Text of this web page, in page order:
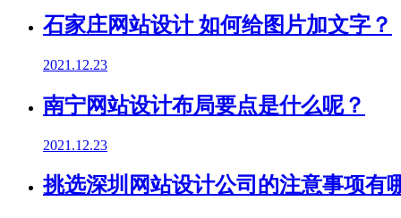
石家庄网站设计 如何给图片加文字？
2021.12.23
南宁网站设计布局要点是什么呢？
2021.12.23
挑选深圳网站设计公司的注意事项有